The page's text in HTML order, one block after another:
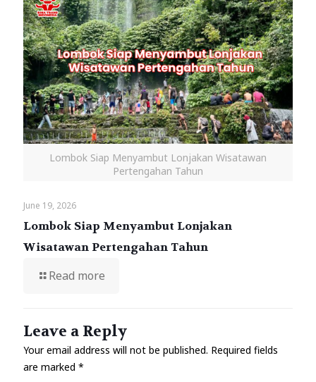
Lombok Siap Menyambut Lonjakan Wisatawan
Pertengahan Tahun
June 19, 2026
Lombok Siap Menyambut Lonjakan
Wisatawan Pertengahan Tahun
Read more
Leave a Reply
Your email address will not be published. Required fields
are marked *